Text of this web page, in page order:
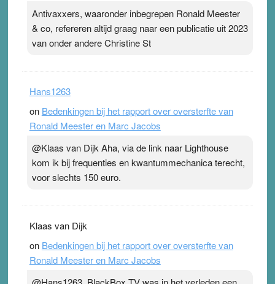
Antivaxxers, waaronder inbegrepen Ronald Meester
& co, refereren altijd graag naar een publicatie uit 2023
van onder andere Christine St
Hans1263
on Bedenkingen bij het rapport over oversterfte van
Ronald Meester en Marc Jacobs
@Klaas van Dijk Aha, via de link naar Lighthouse
kom ik bij frequenties en kwantummechanica terecht,
voor slechts 150 euro.
Klaas van Dijk
on Bedenkingen bij het rapport over oversterfte van
Ronald Meester en Marc Jacobs